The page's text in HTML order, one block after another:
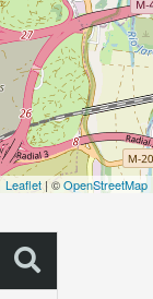
Leaflet | ©OpenStreetMap